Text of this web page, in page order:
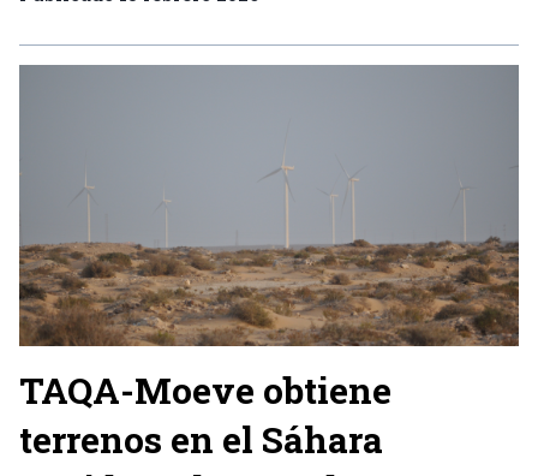
TAQA-Moeve obtiene
terrenos en el Sáhara